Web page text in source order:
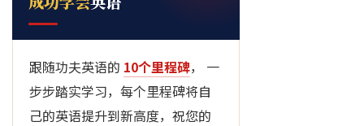
跟随功夫英语的 10个里程碑， 一
步步踏实学习，每个里程碑将自
己的英语提升到新高度，祝您的